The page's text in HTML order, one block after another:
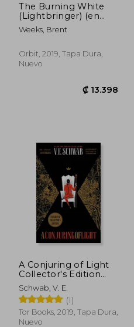
The Burning White
(Lightbringer) (en
Inglés)
Weeks, Brent
Orbit, 2019, Tapa Dura,
Nuevo
A Conjuring of Light
Collector's Edition
(Shades of Magic,
Band 3) (en Inglés)
Schwab, V. E.
(1)
Tor Books, 2019, Tapa Dura,
Nuevo